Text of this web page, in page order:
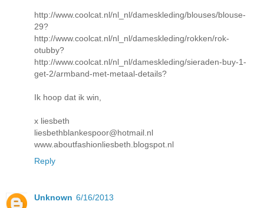
http://www.coolcat.nl/nl_nl/dameskleding/blouses/blouse-
29?
http://www.coolcat.nl/nl_nl/dameskleding/rokken/rok-
otubby?
http://www.coolcat.nl/nl_nl/dameskleding/sieraden-buy-1-
get-2/armband-met-metaal-details?
Ik hoop dat ik win,
x liesbeth
liesbethblankespoor@hotmail.nl
www.aboutfashionliesbeth.blogspot.nl
Reply
Unknown 6/16/2013